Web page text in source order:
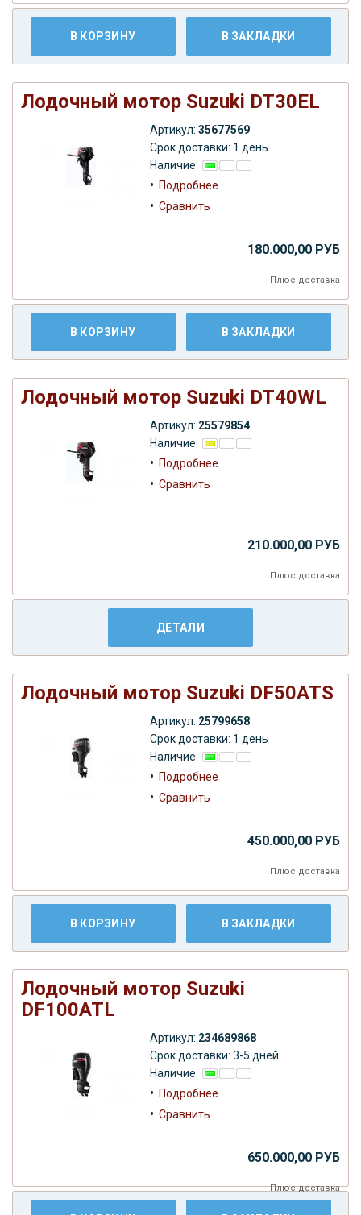
В КОРЗИНУ В ЗАКЛАДКИ
Лодочный мотор Suzuki DT30EL
Артикул: 35677569
Срок доставки: 1 день
Наличие:
• Подробнее
• Сравнить
180.000,00 РУБ
Плюс доставка
В КОРЗИНУ В ЗАКЛАДКИ
Лодочный мотор Suzuki DT40WL
Артикул: 25579854
Наличие:
• Подробнее
• Сравнить
210.000,00 РУБ
Плюс доставка
ДЕТАЛИ
Лодочный мотор Suzuki DF50ATS
Артикул: 25799658
Срок доставки: 1 день
Наличие:
• Подробнее
• Сравнить
450.000,00 РУБ
Плюс доставка
В КОРЗИНУ В ЗАКЛАДКИ
Лодочный мотор Suzuki
DF100ATL
Артикул: 234689868
Срок доставки: 3-5 дней
Наличие:
• Подробнее
• Сравнить
650.000,00 РУБ
Плюсдоставка